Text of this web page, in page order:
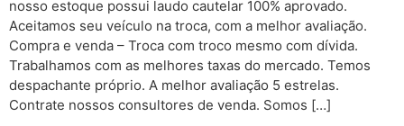
nosso estoque possui laudo cautelar 100% aprovado.
Aceitamos seu veículo na troca, com a melhor avaliação.
Compra e venda – Troca com troco mesmo com dívida.
Trabalhamos com as melhores taxas do mercado. Temos
despachante próprio. A melhor avaliação 5 estrelas.
Contrate nossos consultores de venda. Somos […]